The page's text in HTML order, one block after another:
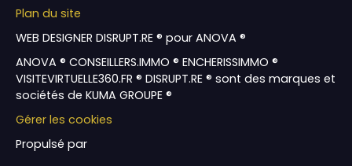
Plan du site
WEB DESIGNER DISRUPT.RE ® pour ANOVA ®
ANOVA ® CONSEILLERS.IMMO ® ENCHERISSIMMO ®
VISITEVIRTUELLE360.FR ® DISRUPT.RE ® sont des marques et
sociétés de KUMA GROUPE ®
Gérer les cookies
Propulsé par